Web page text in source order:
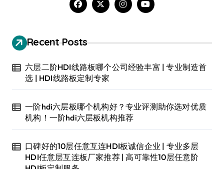
Recent Posts
六层二阶HDI线路板哪个公司经验丰富 | 专业制造首
选 | HDI线路板定制专家
一阶hdi六层板哪个机构好？专业评测助你选对优质
机构！一阶hdi六层板机构推荐
口碑好的10层任意互连HDI板诚信企业 | 专业多层
HDI任意层互连板厂家推荐 | 高可靠性10层任意阶